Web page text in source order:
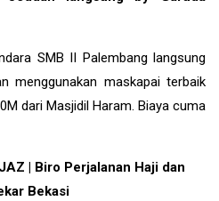
SMB II Palembang langsung
menggunakan maskapai terbaik
dari Masjidil Haram. Biaya cuma
| Biro Perjalanan Haji dan
Bekasi